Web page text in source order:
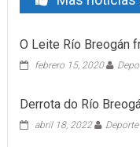
O Leite Río Breogán
febrero 15, 2020
Derrota do Río
abril 18, 2022